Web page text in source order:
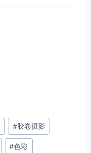
#胶卷摄影
#色彩